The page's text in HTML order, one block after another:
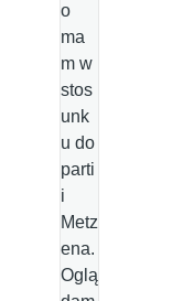
o
ma
m w
stos
unk
u do
parti
i
Metz
ena.
Oglą